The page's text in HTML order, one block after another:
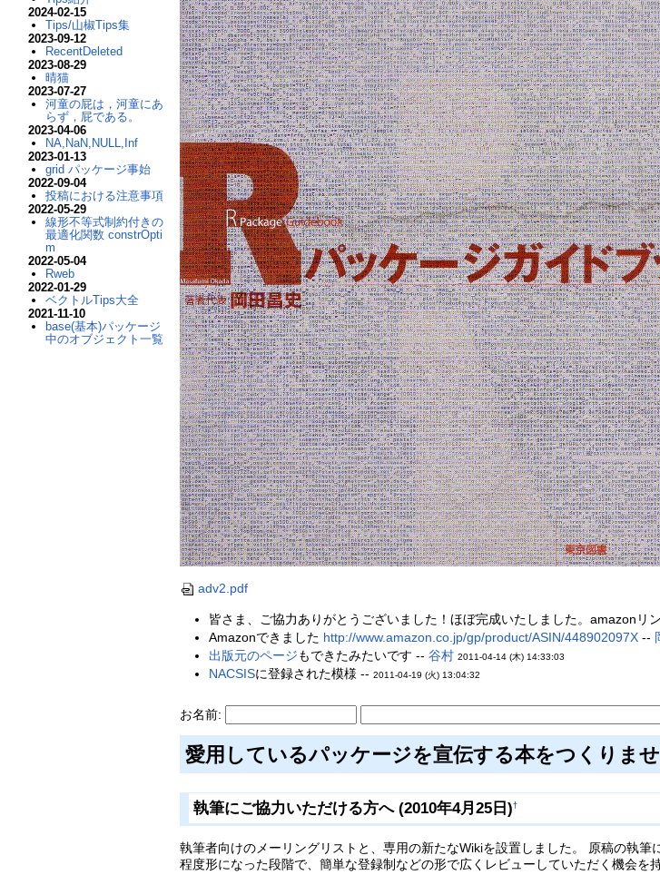
adv2.pdf
皆さま、ご協力ありがとうございました！ほぼ完成いたしました。amazonリ
Amazonできました http://www.amazon.co.jp/gp/product/ASIN/448902097X--
出版元のページもできたみたいです -- 谷村 2011-04-14 (木) 14:33:03
NACSISに登録された模様 -- 2011-04-19 (火) 13:04:32
お名前:
愛用しているパッケージを宣伝する本をつくりま
執筆にご協力いただける方へ (2010年4月25日)†
執筆者向けのメーリングリストと、専用の新たなWikiを設置しました。 原稿の執
程度形になった段階で、簡単な登録制などの形で広くレビューしていただく機会を
2024-02-15
Tips/山椒Tips集
2023-09-12
RecentDeleted
2023-08-29
晴猫
2023-07-27
河童の屁は，河童にあ
らず，屁である。
2023-04-06
NA,NaN,NULL,Inf
2023-01-13
grid パッケージ事始
2022-09-04
投稿における注意事項
2022-05-29
線形不等式制約付きの
最適化関数 constrOpti
m
2022-05-04
Rweb
2022-01-29
ベクトルTips大全
2021-11-10
base(基本)パッケージ
中のオブジェクト一覧